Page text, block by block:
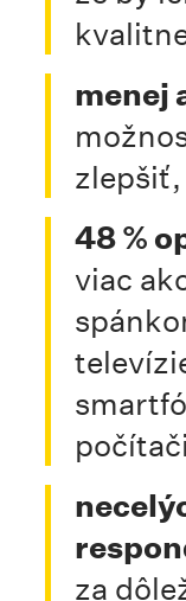
menej
zlepšiť,
48 %
viac
za